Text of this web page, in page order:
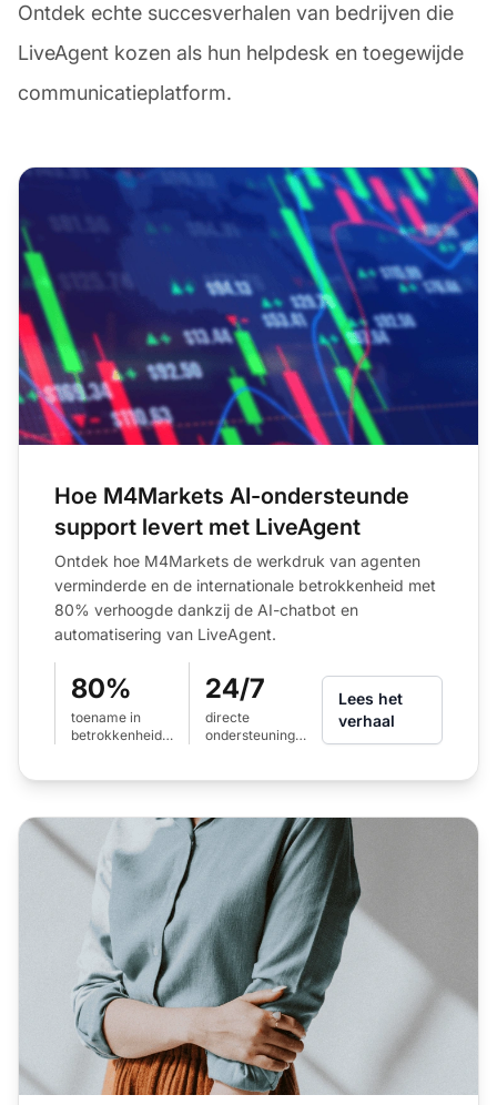
Ontdek echte succesverhalen van bedrijven die
LiveAgent kozen als hun helpdesk en toegewijde
communicatieplatform.
Hoe M4Markets AI-ondersteunde
support levert met LiveAgent
Ontdek hoe M4Markets de werkdruk van agenten
verminderde en de internationale betrokkenheid met
80% verhoogde dankzij de AI-chatbot en
automatisering van LiveAgent.
80%
toename in
betrokkenheid
24/7
directe
ondersteuning
Lees het
verhaal